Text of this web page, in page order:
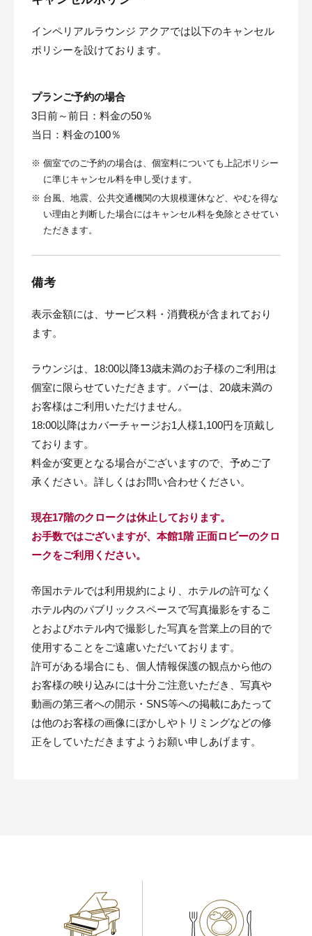
インペリアルラウンジ アクアでは以下のキャンセル
ポリシーを設けております。
プランご予約の場合
3日前～前日：料金の50％
当日：料金の100％
※ 個室でのご予約の場合は、個室料についても上記ポリシー
に準じキャンセル料を申し受けます。
※ 台風、地震、公共交通機関の大規模運休など、やむを得な
い理由と判断した場合にはキャンセル料を免除とさせてい
ただきます。
備考
表示金額には、サービス料・消費税が含まれており
ます。
ラウンジは、18:00以降13歳未満のお子様のご利用は
個室に限らせていただきます。バーは、20歳未満の
お客様はご利用いただけません。
18:00以降はカバーチャージお1人様1,100円を頂戴し
ております。
料金が変更となる場合がございますので、予めご了
承ください。詳しくはお問い合わせください。
現在17階のクロークは休止しております。
お手数ではございますが、本館1階 正面ロビーのクロ
ークをご利用ください。
帝国ホテルでは利用規約により、ホテルの許可なく
ホテル内のパブリックスペースで写真撮影をするこ
とおよびホテル内で撮影した写真を営業上の目的で
使用することをご遠慮いただいております。
許可がある場合にも、個人情報保護の観点から他の
お客様の映り込みには十分ご注意いただき、写真や
動画の第三者への開示・SNS等への掲載にあたって
は他のお客様の画像にぼかしやトリミングなどの修
正をしていただきますようお願い申しあげます。